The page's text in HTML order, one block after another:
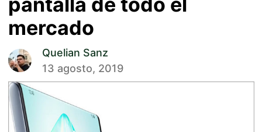
mercado
Quelian Sanz
13 agosto, 2019